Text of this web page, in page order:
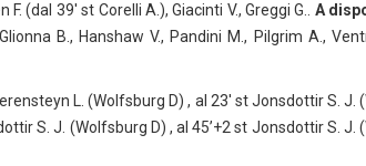
(dal 39′ st Corelli A.), Giacinti V., Greggi G.. A
B., Hanshaw V., Pandini M., Pilgrim A.,
L. (Wolfsburg D) , al 23′ st Jonsdottir S. J.
S. J. (Wolfsburg D) , al 45’+2 st Jonsdottir S. J.